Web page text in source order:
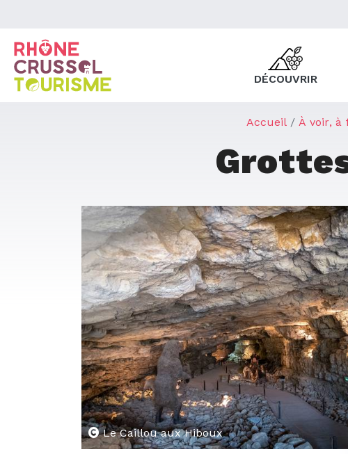
DÉCOUVRIR
Accueil À voir, à
Le Caillou aux Hiboux